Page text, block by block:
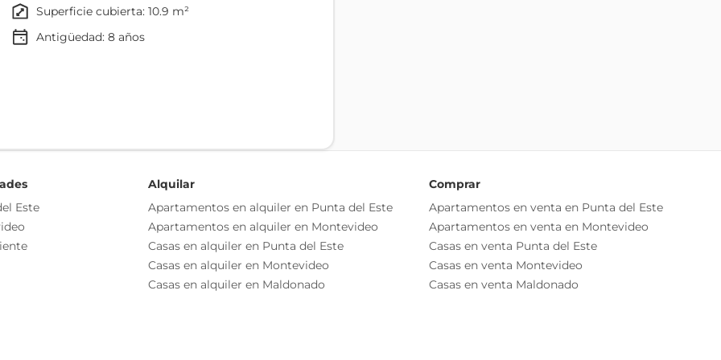
hs mensuales. 50 % de descuento en horas
mes)
9 a 19 hs.
yerba, vajilla.
superficie cubierta: 10.9 m²
Antigüedad:8años
Teléfono
Portón Automático
Este
Alquilar
Apartamentos en alquiler en Punta del Este
Apartamentos en alquiler en Montevideo
Casas en alquiler en Punta del Este
Casas en alquiler en Montevideo
Casas en alquiler en Maldonado
Comprar
Apartamentos en venta en Punta del Este
Apartamentos en venta en Montevideo
Casas en venta Punta del Este
Casas en venta Montevideo
Casas en venta Maldonado